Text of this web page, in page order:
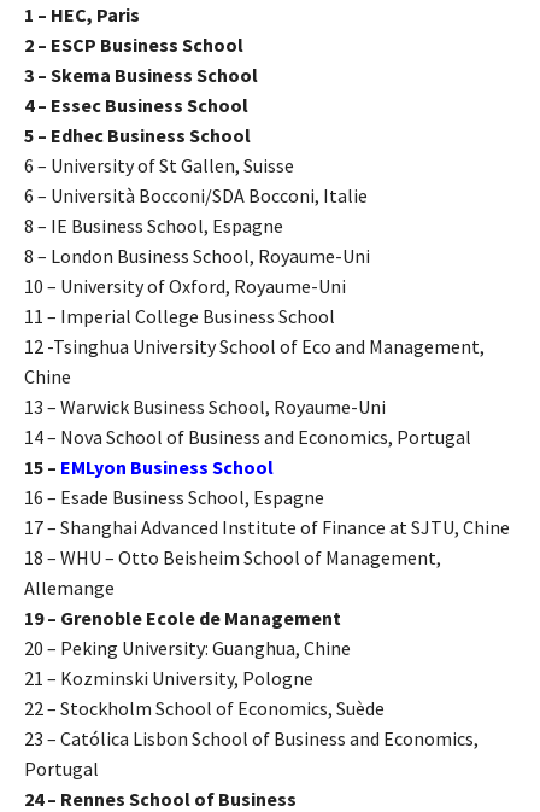
1 – HEC, Paris
2 – ESCP Business School
3 – Skema Business School
4 – Essec Business School
5 – Edhec Business School
6 – University of St Gallen, Suisse
6 – Università Bocconi/SDA Bocconi, Italie
8 – IE Business School, Espagne
8 – London Business School, Royaume-Uni
10 – University of Oxford, Royaume-Uni
11 – Imperial College Business School
12 -Tsinghua University School of Eco and Management,
Chine
13 – Warwick Business School, Royaume-Uni
14 – Nova School of Business and Economics, Portugal
15 – EMLyon Business School
16 – Esade Business School, Espagne
17 – Shanghai Advanced Institute of Finance at SJTU, Chine
18 – WHU – Otto Beisheim School of Management,
Allemange
19 – Grenoble Ecole de Management
20 – Peking University: Guanghua, Chine
21 – Kozminski University, Pologne
22 – Stockholm School of Economics, Suède
23 – Católica Lisbon School of Business and Economics,
Portugal
24 – Rennes School of Business